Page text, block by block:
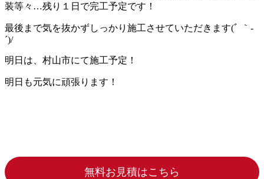
装等々…残り１日で完工予定です！
最後まで気を抜かずしっかり施工させていただきます(ﾞ ｀-
´)/
明日は、村山市にて施工予定！
明日も元気に頑張ります！
無料お見積はこちら